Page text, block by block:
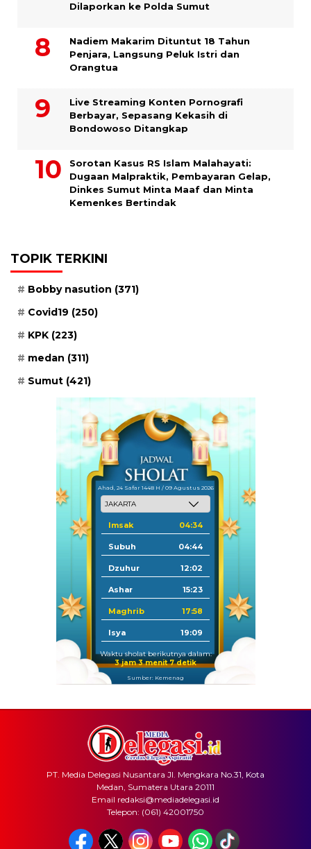
Dilaporkan ke Polda Sumut
​Nadiem Makarim Dituntut 18 Tahun
Penjara, Langsung Peluk Istri dan
Orangtua
Live Streaming Konten Pornografi
Berbayar, Sepasang Kekasih di
Bondowoso Ditangkap
Sorotan Kasus RS Islam Malahayati:
Dugaan Malpraktik, Pembayaran Gelap,
Dinkes Sumut Minta Maaf dan Minta
Kemenkes Bertindak
TOPIK TERKINI
Bobby nasution (371)
Covid19 (250)
KPK (223)
medan (311)
Sumut (421)
Ahad, 24 Safar 1448 H / 09 Agustus 2026
Imsak 04:34
Subuh 04:44
Dzuhur 12:02
Ashar 15:23
Maghrib 17:58
Isya 19:09
Waktu sholat berikutnya dalam:
3 jam 3 menit 7 detik
Sumber: Kemenag
PT. Media Delegasi Nusantara Jl. Mengkara No.31, Kota
Medan, Sumatera Utara 20111
Email redaksi@mediadelegasi.id
Telepon: (061) 42001750